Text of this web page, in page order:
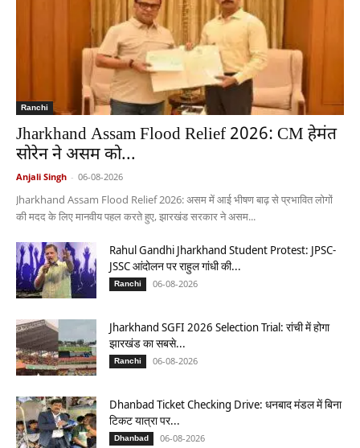
Ranchi
Jharkhand Assam Flood Relief 2026: CM हेमंत
सोरेन ने असम को...
Anjali Singh - 06-08-2026
Jharkhand Assam Flood Relief 2026: असम में आई भीषण बाढ़ से प्रभावित लोगों
की मदद के लिए मानवीय पहल करते हुए, झारखंड सरकार ने असम...
Rahul Gandhi Jharkhand Student Protest: JPSC-
JSSC आंदोलन पर राहुल गांधी की...
Ranchi 06-08-2026
Jharkhand SGFI 2026 Selection Trial: रांची में होगा
झारखंड का सबसे...
Ranchi 06-08-2026
Dhanbad Ticket Checking Drive: धनबाद मंडल में बिना
टिकट यात्रा पर...
Dhanbad 06-08-2026